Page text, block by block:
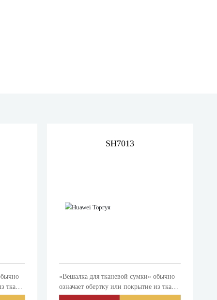
ткани
SH7013
«Вешалка для тканевой сумки» обычно
означает обертку или покрытие из ткани
для хранения, защиты или украшения